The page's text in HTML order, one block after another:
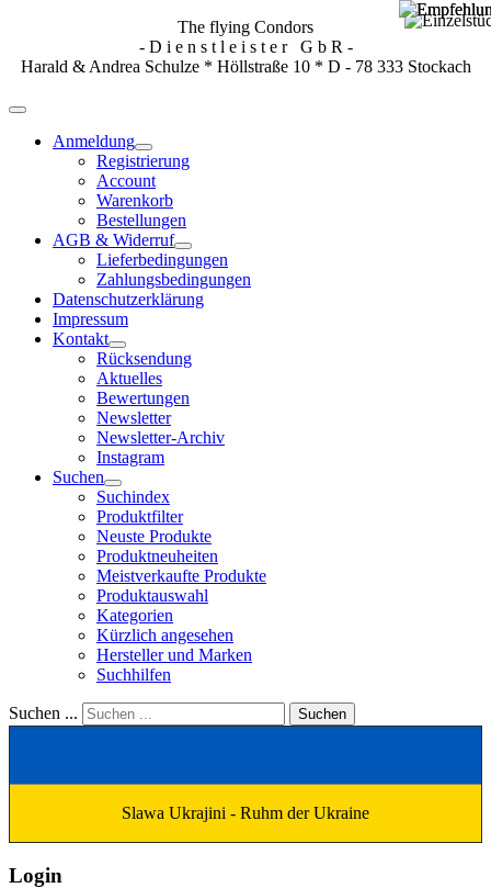
The flying Condors
- D i e n s t l e i s t e r G b R -
Harald & Andrea Schulze * Höllstraße 10 * D - 78 333 Stockach
Anmeldung
Registrierung
Account
Warenkorb
Bestellungen
AGB & Widerruf
Lieferbedingungen
Zahlungsbedingungen
Datenschutzerklärung
Impressum
Kontakt
Rücksendung
Aktuelles
Bewertungen
Newsletter
Newsletter-Archiv
Instagram
Suchen
Suchindex
Produktfilter
Neuste Produkte
Produktneuheiten
Meistverkaufte Produkte
Produktauswahl
Kategorien
Kürzlich angesehen
Hersteller und Marken
Suchhilfen
Suchen ... Suchen
Slawa Ukrajini - Ruhm der Ukraine
Login